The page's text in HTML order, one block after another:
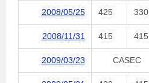
2008/05/25 425 330
2008/11/31 415 415
2009/03/23 CASEC